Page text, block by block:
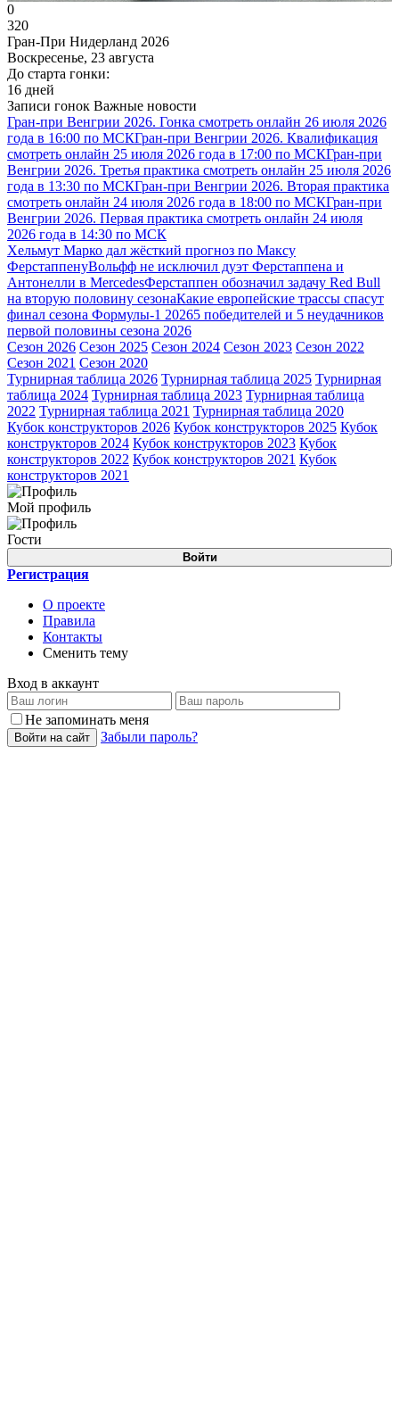
0
320
Гран-При Нидерланд 2026
Воскресенье, 23 августа
До старта гонки:
16 дней
Записи гонок Важные новости
Гран-при Венгрии 2026. Гонка смотреть онлайн 26 июля 2026
года в 16:00 по МСКГран-при Венгрии 2026. Квалификация
смотреть онлайн 25 июля 2026 года в 17:00 по МСКГран-при
Венгрии 2026. Третья практика смотреть онлайн 25 июля 2026
года в 13:30 по МСКГран-при Венгрии 2026. Вторая практика
смотреть онлайн 24 июля 2026 года в 18:00 по МСКГран-при
Венгрии 2026. Первая практика смотреть онлайн 24 июля
2026 года в 14:30 по МСК
Хельмут Марко дал жёсткий прогноз по Максу
ФерстаппенуВольфф не исключил дуэт Ферстаппена и
Антонелли в MercedesФерстаппен обозначил задачу Red Bull
на вторую половину сезонаКакие европейские трассы спасут
финал сезона Формулы-1 20265 победителей и 5 неудачников
первой половины сезона 2026
Сезон 2026 Сезон 2025 Сезон 2024 Сезон 2023 Сезон 2022
Сезон 2021 Сезон 2020
Турнирная таблица 2026 Турнирная таблица 2025 Турнирная
таблица 2024 Турнирная таблица 2023 Турнирная таблица
2022 Турнирная таблица 2021 Турнирная таблица 2020
Кубок конструкторов 2026 Кубок конструкторов 2025 Кубок
конструкторов 2024 Кубок конструкторов 2023 Кубок
конструкторов 2022 Кубок конструкторов 2021 Кубок
конструкторов 2021
Мой профиль
Гости
Войти
Регистрация
О проекте
Правила
Контакты
Сменить тему
Вход в аккаунт
Не запоминать меня
Войти на сайт Забыли пароль?